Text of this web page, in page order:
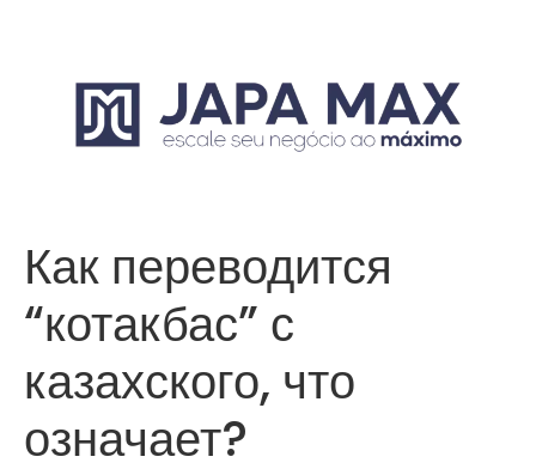
Как переводится
“котакбас” с
казахского, что
означает?